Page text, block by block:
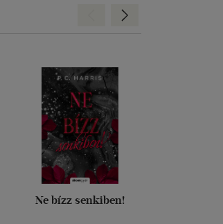
Ne bízz senkiben!
Előre